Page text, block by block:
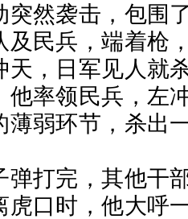
突然袭击，包围
及民兵，端着枪
天，日军见人就
他率领民兵，左
薄弱环节，杀出
弹打完，其他干
虎口时，他大呼